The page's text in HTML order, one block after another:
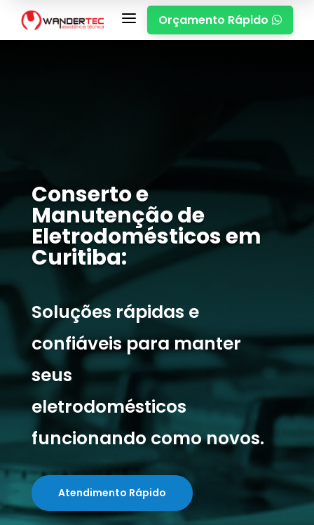
a Orçamento Rápido 
Conserto e
Manutenção de
Eletrodomésticos em
Curitiba:
Soluções rápidas e
confiáveis para manter
seus
eletrodomésticos
funcionando como novos.
Atendimento Rápido